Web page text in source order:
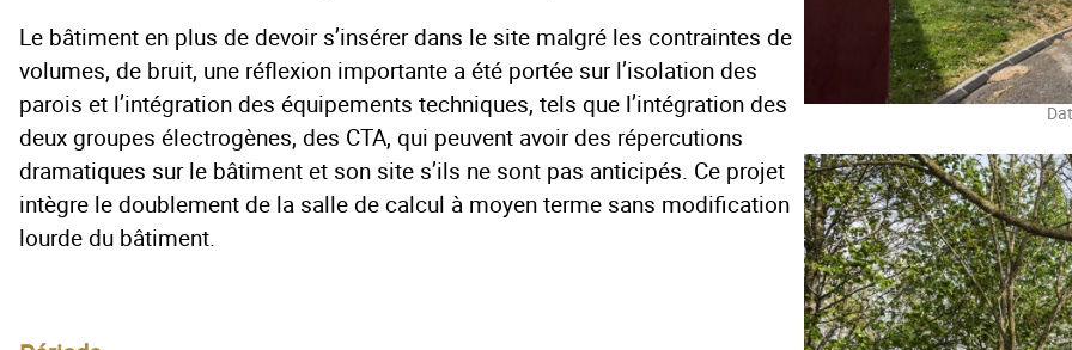
Le bâtiment en plus de devoir s’insérer dans le site malgré les contraintes de
volumes, de bruit, une réflexion importante a été portée sur l’isolation des
parois et l’intégration des équipements techniques, tels que l’intégration des
deux groupes électrogènes, des CTA, qui peuvent avoir des répercutions
dramatiques sur le bâtiment et son site s’ils ne sont pas anticipés. Ce projet
intègre le doublement de la salle de calcul à moyen terme sans modification
lourde du bâtiment.